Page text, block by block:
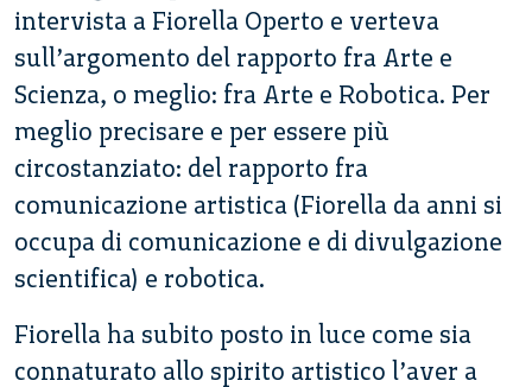
intervista a Fiorella Operto e verteva
sull’argomento del rapporto fra Arte e
Scienza, o meglio: fra Arte e Robotica. Per
meglio precisare e per essere più
circostanziato: del rapporto fra
comunicazione artistica (Fiorella da anni si
occupa di comunicazione e di divulgazione
scientifica) e robotica.
Fiorella ha subito posto in luce come sia
connaturato allo spirito artistico l’aver a